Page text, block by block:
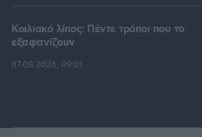
Κοιλιακό λίπος: Πέντε τρόποι που το
εξαφανίζουν
07.08.2026, 09:01